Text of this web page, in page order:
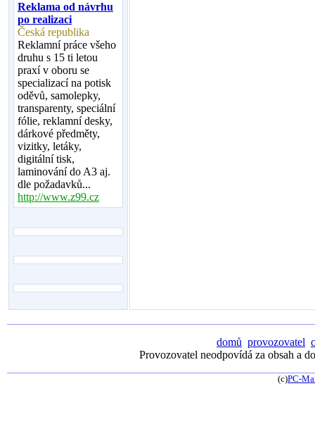
Reklama od návrhu
po realizaci
Česká republika
Reklamní práce všeho
druhu s 15 ti letou
praxí v oboru se
specializací na potisk
oděvů, samolepky,
transparenty, speciální
fólie, reklamní desky,
dárkové předměty,
vizitky, letáky,
digitální tisk,
laminování do A3 aj.
dle požadavků...
http://www.z99.cz
domů provozovatel
Provozovatel neodpovídá za obsah a
(c)PC-